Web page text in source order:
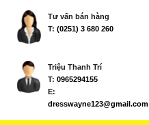
Tư vấn bán hàng
T: (0251) 3 680 260
Triệu Thanh Trí
T: 0965294155
E:
dresswayne123@gmail.com